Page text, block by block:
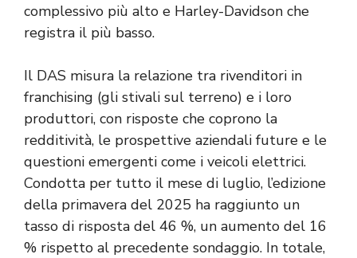
complessivo più alto e Harley-Davidson che
registra il più basso.
Il DAS misura la relazione tra rivenditori in
franchising (gli stivali sul terreno) e i loro
produttori, con risposte che coprono la
redditività, le prospettive aziendali future e le
questioni emergenti come i veicoli elettrici.
Condotta per tutto il mese di luglio, l’edizione
della primavera del 2025 ha raggiunto un
tasso di risposta del 46 %, un aumento del 16
% rispetto al precedente sondaggio. In totale,